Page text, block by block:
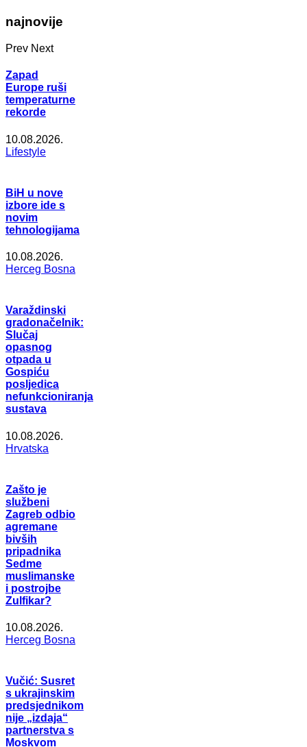
najnovije
Prev Next
Zapad
Europe ruši
temperaturne
rekorde
10.08.2026.
Lifestyle
BiH u nove
izbore ide s
novim
tehnologijama
10.08.2026.
Herceg Bosna
Varaždinski
gradonačelnik:
Slučaj
opasnog
otpada u
Gospiću
posljedica
nefunkcioniranja
sustava
10.08.2026.
Hrvatska
Zašto je
službeni
Zagreb odbio
agremane
bivših
pripadnika
Sedme
muslimanske
i postrojbe
Zulfikar?
10.08.2026.
Herceg Bosna
Vučić: Susret
s ukrajinskim
predsjednikom
nije „izdaja“
partnerstva s
Moskvom